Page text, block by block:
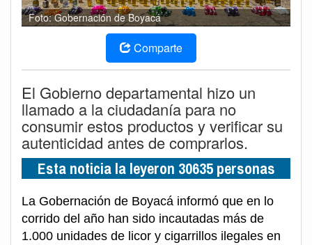
Foto: Gobernación de Boyacá
Comparte
El Gobierno departamental hizo un
llamado a la ciudadanía para no
consumir estos productos y verificar su
autenticidad antes de comprarlos.
Esta noticia la leyeron 30635 personas
La Gobernación de Boyacá informó que en lo
corrido del año han sido incautadas más de
1.000 unidades de licor y cigarrillos ilegales en